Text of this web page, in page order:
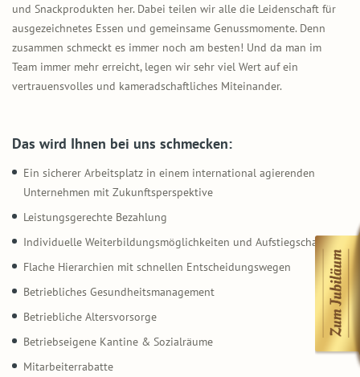
und Snackprodukten her. Dabei teilen wir alle die Leidenschaft für
ausgezeichnetes Essen und gemeinsame Genussmomente. Denn
zusammen schmeckt es immer noch am besten! Und da man im
Team immer mehr erreicht, legen wir sehr viel Wert auf ein
vertrauensvolles und kameradschaftliches Miteinander.
Das wird Ihnen bei uns schmecken:
Ein sicherer Arbeitsplatz in einem international agierenden
Unternehmen mit Zukunftsperspektive
Leistungsgerechte Bezahlung
Individuelle Weiterbildungsmöglichkeiten und Aufstiegschancen
Flache Hierarchien mit schnellen Entscheidungswegen
Betriebliches Gesundheitsmanagement
Betriebliche Altersvorsorge
Betriebseigene Kantine & Sozialräume
Mitarbeiterrabatte